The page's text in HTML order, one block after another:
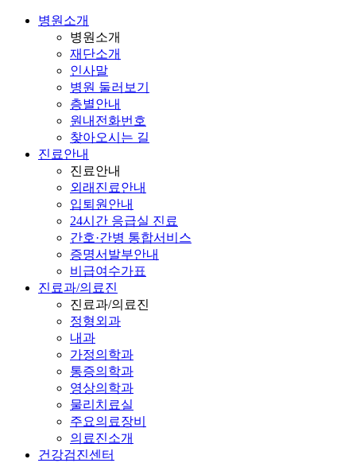
병원소개
병원소개
재단소개
인사말
병원 둘러보기
층별안내
원내전화번호
찾아오시는 길
진료안내
진료안내
외래진료안내
입퇴원안내
24시간 응급실 진료
간호·간병 통합서비스
증명서발부안내
비급여수가표
진료과/의료진
진료과/의료진
정형외과
내과
가정의학과
통증의학과
영상의학과
물리치료실
주요의료장비
의료진소개
건강검진센터